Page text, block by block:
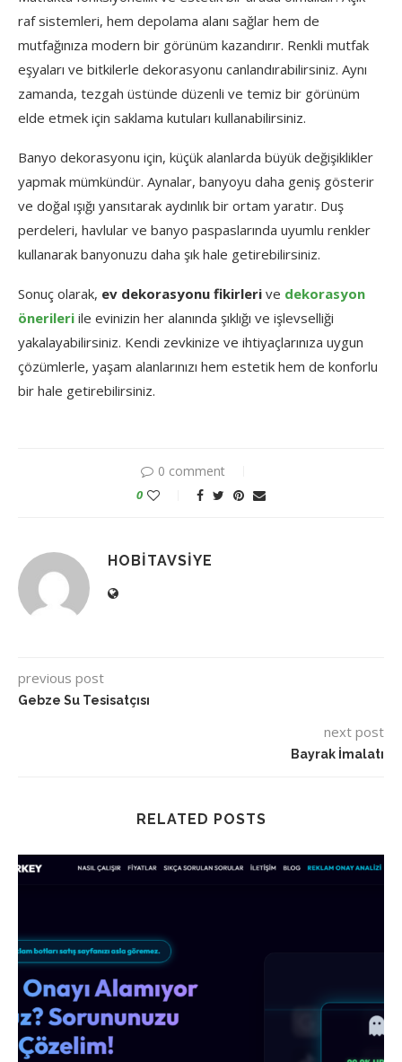
raf sistemleri, hem depolama alanı sağlar hem de
mutfağınıza modern bir görünüm kazandırır. Renkli mutfak
eşyaları ve bitkilerle dekorasyonu canlandırabilirsiniz. Aynı
zamanda, tezgah üstünde düzenli ve temiz bir görünüm
elde etmek için saklama kutuları kullanabilirsiniz.
Banyo dekorasyonu için, küçük alanlarda büyük değişiklikler
yapmak mümkündür. Aynalar, banyoyu daha geniş gösterir
ve doğal ışığı yansıtarak aydınlık bir ortam yaratır. Duş
perdeleri, havlular ve banyo paspaslarında uyumlu renkler
kullanarak banyonuzu daha şık hale getirebilirsiniz.
Sonuç olarak, ev dekorasyonu fikirleri ve dekorasyon
önerileri ile evinizin her alanında şıklığı ve işlevselliği
yakalayabilirsiniz. Kendi zevkinize ve ihtiyaçlarınıza uygun
çözümlerle, yaşam alanlarınızı hem estetik hem de konforlu
bir hale getirebilirsiniz.
0 comment
0
HOBITAVSIYE
previous post
Gebze Su Tesisatçısı
next post
Bayrak İmalatı
RELATED POSTS